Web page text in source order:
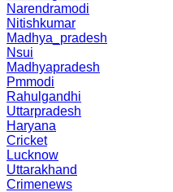
Narendramodi
Nitishkumar
Madhya_pradesh
Nsui
Madhyapradesh
Pmmodi
Rahulgandhi
Uttarpradesh
Haryana
Cricket
Lucknow
Uttarakhand
Crimenews